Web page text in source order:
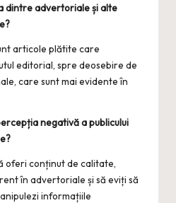
dintre advertoriale și alte
articole plătite care
editorial, spre deosebire de
care sunt mai evidente în
negativă a publicului
oferi conținut de calitate,
în advertoriale și să eviți să
informațiile